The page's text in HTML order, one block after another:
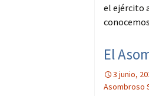
el ejército
El
3 junio,
Asombroso